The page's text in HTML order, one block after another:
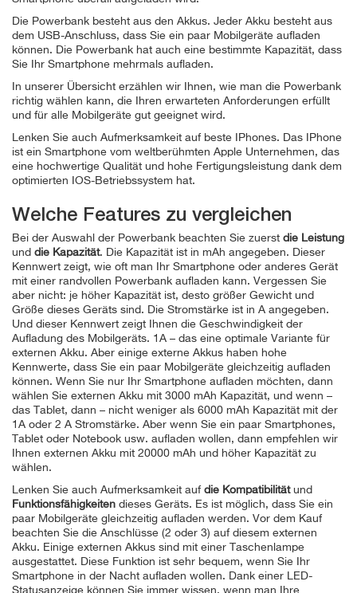
Die Powerbank besteht aus den Akkus. Jeder Akku besteht aus
dem USB-Anschluss, dass Sie ein paar Mobilgeräte aufladen
können. Die Powerbank hat auch eine bestimmte Kapazität, dass
Sie Ihr Smartphone mehrmals aufladen.
In unserer Übersicht erzählen wir Ihnen, wie man die Powerbank
richtig wählen kann, die Ihren erwarteten Anforderungen erfüllt
und für alle Mobilgeräte gut geeignet wird.
Lenken Sie auch Aufmerksamkeit auf beste IPhones. Das IPhone
ist ein Smartphone vom weltberühmten Apple Unternehmen, das
eine hochwertige Qualität und hohe Fertigungsleistung dank dem
optimierten IOS-Betriebssystem hat.
Welche Features zu vergleichen
Bei der Auswahl der Powerbank beachten Sie zuerst die Leistung
und die Kapazität. Die Kapazität ist in mAh angegeben. Dieser
Kennwert zeigt, wie oft man Ihr Smartphone oder anderes Gerät
mit einer randvollen Powerbank aufladen kann. Vergessen Sie
aber nicht: je höher Kapazität ist, desto größer Gewicht und
Größe dieses Geräts sind. Die Stromstärke ist in A angegeben.
Und dieser Kennwert zeigt Ihnen die Geschwindigkeit der
Aufladung des Mobilgeräts. 1A – das eine optimale Variante für
externen Akku. Aber einige externe Akkus haben hohe
Kennwerte, dass Sie ein paar Mobilgeräte gleichzeitig aufladen
können. Wenn Sie nur Ihr Smartphone aufladen möchten, dann
wählen Sie externen Akku mit 3000 mAh Kapazität, und wenn –
das Tablet, dann – nicht weniger als 6000 mAh Kapazität mit der
1A oder 2 A Stromstärke. Aber wenn Sie ein paar Smartphones,
Tablet oder Notebook usw. aufladen wollen, dann empfehlen wir
Ihnen externen Akku mit 20000 mAh und höher Kapazität zu
wählen.
Lenken Sie auch Aufmerksamkeit auf die Kompatibilitätund
Funktionsfähigkeiten dieses Geräts. Es ist möglich, dass Sie ein
paar Mobilgeräte gleichzeitig aufladen werden. Vor dem Kauf
beachten Sie die Anschlüsse (2 oder 3) auf diesem externen
Akku. Einige externen Akkus sind mit einer Taschenlampe
ausgestattet. Diese Funktion ist sehr bequem, wenn Sie Ihr
Smartphone in der Nacht aufladen wollen. Dank einer LED-
Statusanzeige können Sie immer wissen, wenn man Ihre